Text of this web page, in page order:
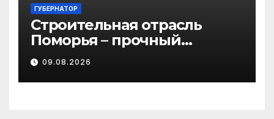
ГУБЕРНАТОР
Строительная отрасль
Поморья – прочный
фундамент развития
региона
09.08.2026